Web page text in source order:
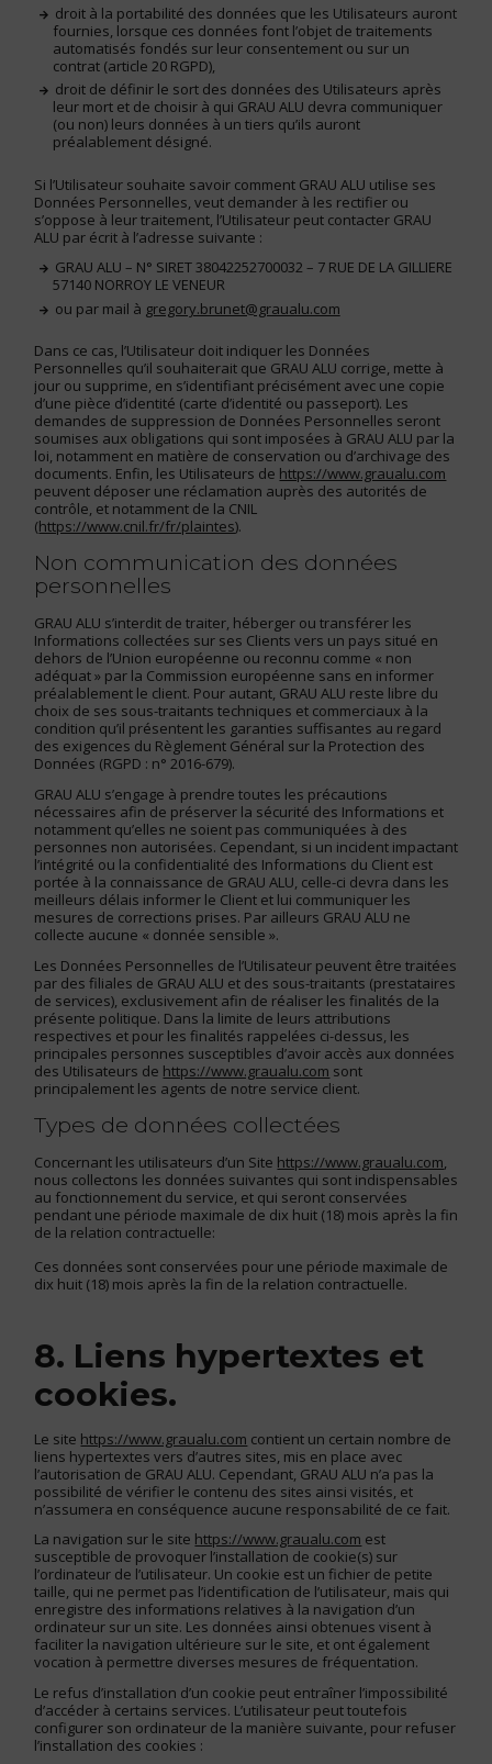
droit à la portabilité des données que les Utilisateurs auront
fournies, lorsque ces données font l’objet de traitements
automatisés fondés sur leur consentement ou sur un
contrat (article 20 RGPD),
droit de définir le sort des données des Utilisateurs après
leur mort et de choisir à qui GRAU ALU devra communiquer
(ou non) leurs données à un tiers qu’ils auront
préalablement désigné.
Si l’Utilisateur souhaite savoir comment GRAU ALU utilise ses
Données Personnelles, veut demander à les rectifier ou
s’oppose à leur traitement, l’Utilisateur peut contacter GRAU
ALU par écrit à l’adresse suivante :
GRAU ALU – N° SIRET 38042252700032 – 7 RUE DE LA GILLIERE
57140 NORROY LE VENEUR
ou par mail à gregory.brunet@graualu.com
Dans ce cas, l’Utilisateur doit indiquer les Données
Personnelles qu’il souhaiterait que GRAU ALU corrige, mette à
jour ou supprime, en s’identifiant précisément avec une copie
d’une pièce d’identité (carte d’identité ou passeport). Les
demandes de suppression de Données Personnelles seront
soumises aux obligations qui sont imposées à GRAU ALU par la
loi, notamment en matière de conservation ou d’archivage des
documents. Enfin, les Utilisateurs de https://www.graualu.com
peuvent déposer une réclamation auprès des autorités de
contrôle, et notamment de la CNIL
(https://www.cnil.fr/fr/plaintes).
Non communication des données
personnelles
GRAU ALU s’interdit de traiter, héberger ou transférer les
Informations collectées sur ses Clients vers un pays situé en
dehors de l’Union européenne ou reconnu comme « non
adéquat » par la Commission européenne sans en informer
préalablement le client. Pour autant, GRAU ALU reste libre du
choix de ses sous-traitants techniques et commerciaux à la
condition qu’il présentent les garanties suffisantes au regard
des exigences du Règlement Général sur la Protection des
Données (RGPD : n° 2016-679).
GRAU ALU s’engage à prendre toutes les précautions
nécessaires afin de préserver la sécurité des Informations et
notamment qu’elles ne soient pas communiquées à des
personnes non autorisées. Cependant, si un incident impactant
l’intégrité ou la confidentialité des Informations du Client est
portée à la connaissance de GRAU ALU, celle-ci devra dans les
meilleurs délais informer le Client et lui communiquer les
mesures de corrections prises. Par ailleurs GRAU ALU ne
collecte aucune « donnée sensible ».
Les Données Personnelles de l’Utilisateur peuvent être traitées
par des filiales de GRAU ALU et des sous-traitants (prestataires
de services), exclusivement afin de réaliser les finalités de la
présente politique. Dans la limite de leurs attributions
respectives et pour les finalités rappelées ci-dessus, les
principales personnes susceptibles d’avoir accès aux données
des Utilisateurs de https://www.graualu.com sont
principalement les agents de notre service client.
Types de données collectées
Concernant les utilisateurs d’un Site https://www.graualu.com,
nous collectons les données suivantes qui sont indispensables
au fonctionnement du service, et qui seront conservées
pendant une période maximale de dix huit (18) mois après la fin
de la relation contractuelle:
Ces données sont conservées pour une période maximale de
dix huit (18) mois après la fin de la relation contractuelle.
8. Liens hypertextes et
cookies.
Le site https://www.graualu.com contient un certain nombre de
liens hypertextes vers d’autres sites, mis en place avec
l’autorisation de GRAU ALU. Cependant, GRAU ALU n’a pas la
possibilité de vérifier le contenu des sites ainsi visités, et
n’assumera en conséquence aucune responsabilité de ce fait.
La navigation sur le site https://www.graualu.com est
susceptible de provoquer l’installation de cookie(s) sur
l’ordinateur de l’utilisateur. Un cookie est un fichier de petite
taille, qui ne permet pas l’identification de l’utilisateur, mais qui
enregistre des informations relatives à la navigation d’un
ordinateur sur un site. Les données ainsi obtenues visent à
faciliter la navigation ultérieure sur le site, et ont également
vocation à permettre diverses mesures de fréquentation.
Le refus d’installation d’un cookie peut entraîner l’impossibilité
d’accéder à certains services. L’utilisateur peut toutefois
configurer son ordinateur de la manière suivante, pour refuser
l’installation des cookies :